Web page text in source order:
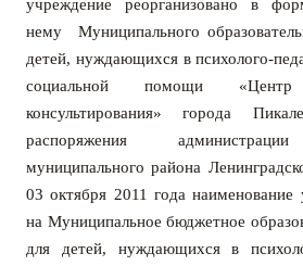
учреждение реорганизовано в
нему Муниципального
детей, нуждающихся в психолого-
социальной помощи
консультирования» города
распоряжения администрации
муниципального района
03 октября 2011 года наименование
на Муниципальное бюджетное
для детей, нуждающихся в